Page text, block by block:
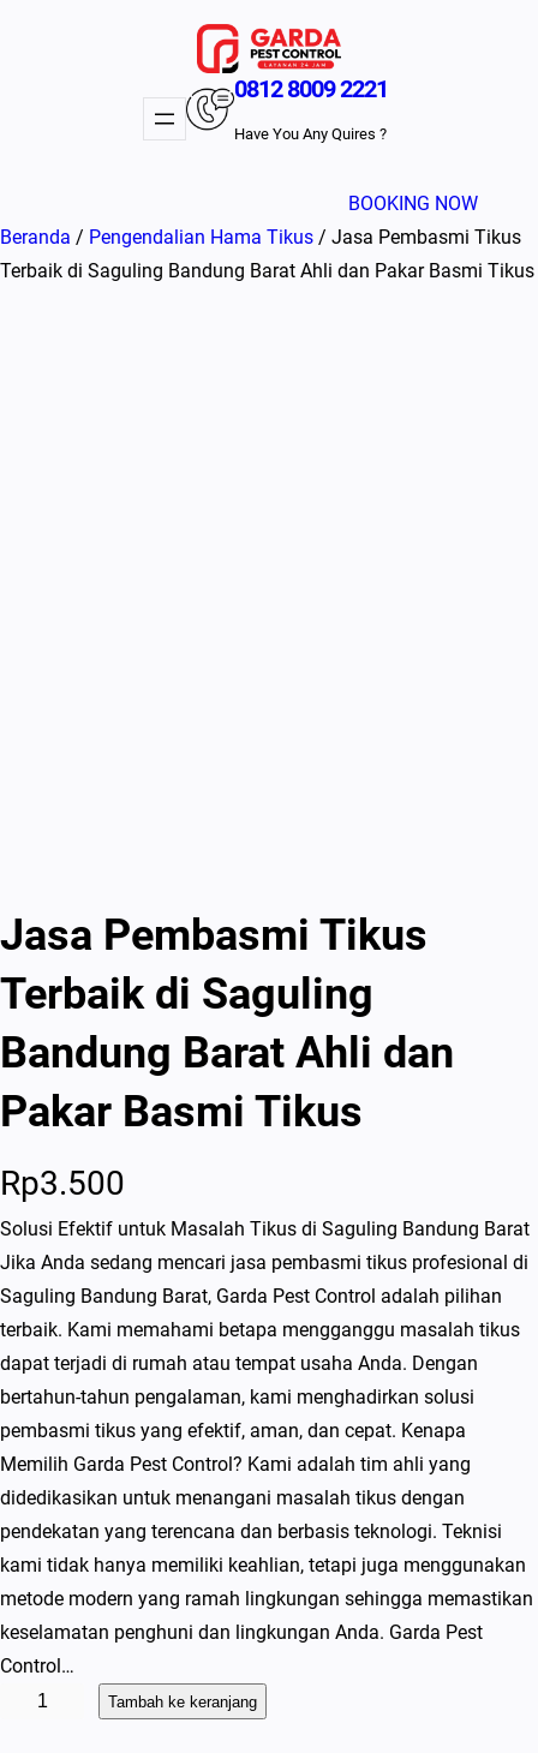
0812 8009 2221
Have You Any Quires ?
BOOKING NOW
Beranda / Pengendalian Hama Tikus / Jasa Pembasmi Tikus
Terbaik di Saguling Bandung Barat Ahli dan Pakar Basmi Tikus
Jasa Pembasmi Tikus
Terbaik di Saguling
Bandung Barat Ahli dan
Pakar Basmi Tikus
Rp3.500
Solusi Efektif untuk Masalah Tikus di Saguling Bandung Barat
Jika Anda sedang mencari jasa pembasmi tikus profesional di
Saguling Bandung Barat, Garda Pest Control adalah pilihan
terbaik. Kami memahami betapa mengganggu masalah tikus
dapat terjadi di rumah atau tempat usaha Anda. Dengan
bertahun-tahun pengalaman, kami menghadirkan solusi
pembasmi tikus yang efektif, aman, dan cepat. Kenapa
Memilih Garda Pest Control? Kami adalah tim ahli yang
didedikasikan untuk menangani masalah tikus dengan
pendekatan yang terencana dan berbasis teknologi. Teknisi
kami tidak hanya memiliki keahlian, tetapi juga menggunakan
metode modern yang ramah lingkungan sehingga memastikan
keselamatan penghuni dan lingkungan Anda. Garda Pest
Control…
Tambah ke keranjang